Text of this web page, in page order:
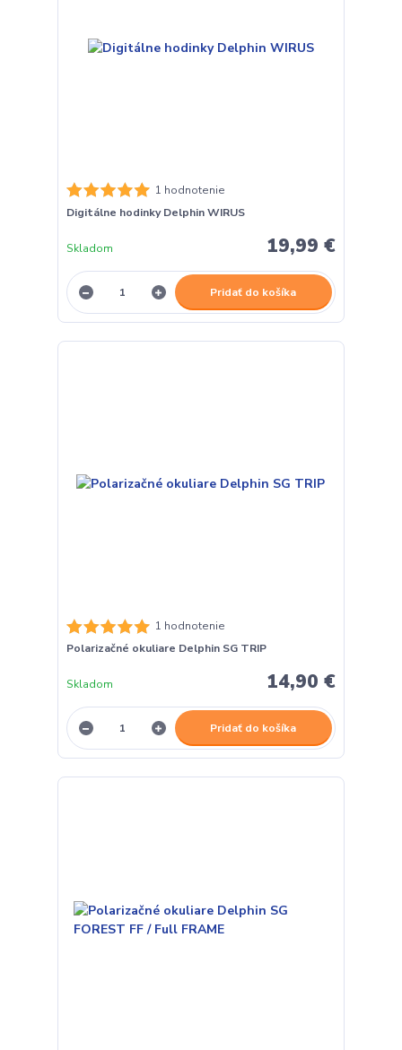
1 hodnotenie
Digitálne hodinky Delphin WIRUS
19,99 €
Skladom
Pridať do košíka
1 hodnotenie
Polarizačné okuliare Delphin SG TRIP
14,90 €
Skladom
Pridať do košíka